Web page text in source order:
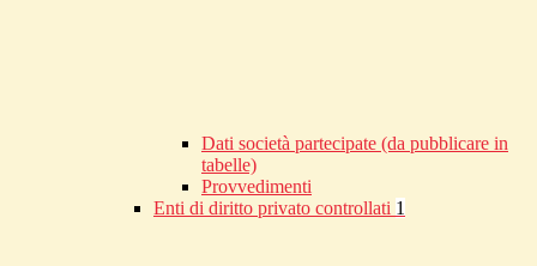
Dati società partecipate (da pubblicare in
tabelle)
Provvedimenti
Enti di diritto privato controllati 1